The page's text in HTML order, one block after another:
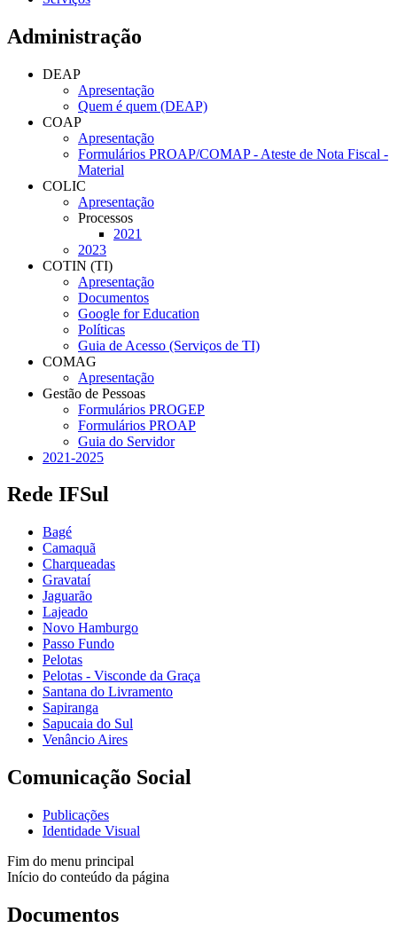
Administração
DEAP
Apresentação
Quem é quem (DEAP)
COAP
Apresentação
Formulários PROAP/COMAP - Ateste de Nota Fiscal -
Material
COLIC
Apresentação
Processos
2021
2023
COTIN (TI)
Apresentação
Documentos
Google for Education
Políticas
Guia de Acesso (Serviços de TI)
COMAG
Apresentação
Gestão de Pessoas
Formulários PROGEP
Formulários PROAP
Guia do Servidor
2021-2025
Rede IFSul
Bagé
Camaquã
Charqueadas
Gravataí
Jaguarão
Lajeado
Novo Hamburgo
Passo Fundo
Pelotas
Pelotas - Visconde da Graça
Santana do Livramento
Sapiranga
Sapucaia do Sul
Venâncio Aires
Comunicação Social
Publicações
Identidade Visual
Fim do menu principal
Início do conteúdo da página
Documentos